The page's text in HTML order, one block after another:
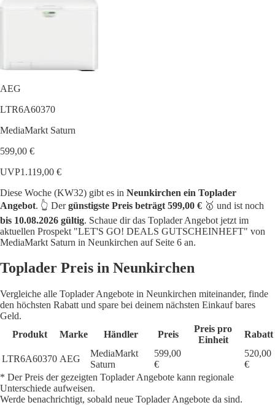
AEG
LTR6A60370
MediaMarkt Saturn
599,00 €
UVP1.119,00 €
Diese Woche (KW32) gibt es in Neunkirchen ein Toplader
Angebot. 👆 Dergünstigste Preis beträgt 599,00 € 🥇 und ist noch
bis 10.08.2026 gültig. Schaue dir das Toplader Angebot jetzt im
aktuellen Prospekt "LET'S GO! DEALS GUTSCHEINHEFT" von
MediaMarkt Saturn in Neunkirchen auf Seite 6 an.
Toplader Preis in Neunkirchen
Vergleiche alle Toplader Angebote in Neunkirchen miteinander, finde
den höchsten Rabatt und spare bei deinem nächsten Einkauf bares
Geld.
Produkt
Marke Händler Preis
Preis pro
Einheit
Rabatt
LTR6A60370 AEG
MediaMarkt
Saturn
599,00
€
520,00
€
* Der Preis der gezeigten Toplader Angebote kann regionale
Unterschiede aufweisen.
Werde benachrichtigt, sobald neue Toplader Angebote da sind.